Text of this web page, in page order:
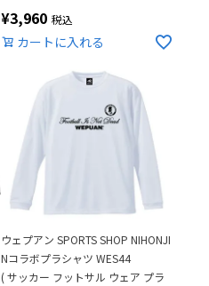
¥3,960 税込
カートに入れる
ウェプアン SPORTS SHOP NIHONJI
Nコラボプラシャツ WES44
( サッカー フットサル ウェア プラ